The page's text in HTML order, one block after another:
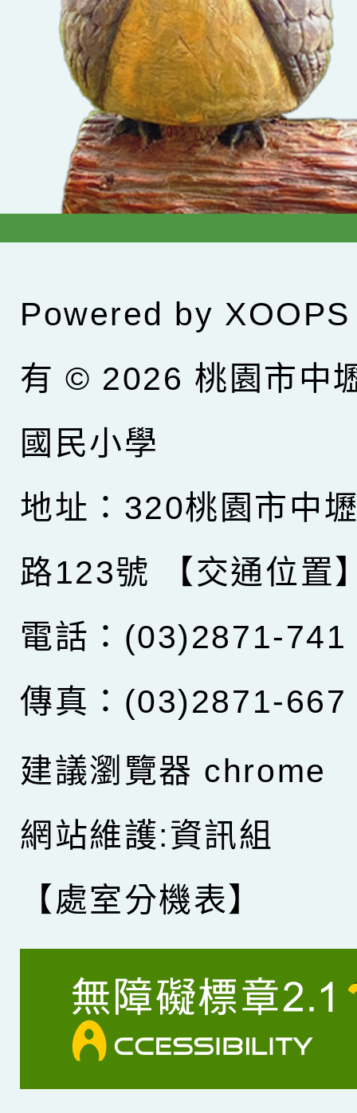
Powered by XOOPS
有 © 2026 桃園市中
國民小學
地址：320桃園市中
路123號
【交通位置
電話：(03)2871-741
傳真：(03)2871-667
建議瀏覽器 chrome
網站維護:資訊組
【處室分機表】